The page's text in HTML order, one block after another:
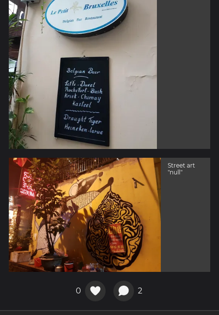
Street art
"null"
0 2